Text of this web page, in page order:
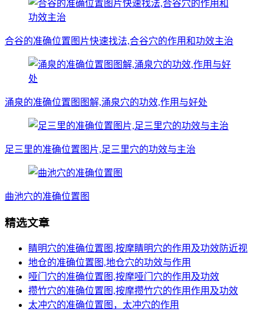
合谷的准确位置图片快速找法,合谷穴的作用和功效主治
涌泉的准确位置图图解,涌泉穴的功效,作用与好处
足三里的准确位置图片,足三里穴的功效与主治
曲池穴的准确位置图
精选文章
睛明穴的准确位置图,按摩睛明穴的作用及功效防近视
地仓的准确位置图,地仓穴的功效与作用
哑门穴的准确位置图,按摩哑门穴的作用及功效
攒竹穴的准确位置图,按摩攒竹穴的作用作用及功效
太冲穴的准确位置图，太冲穴的作用